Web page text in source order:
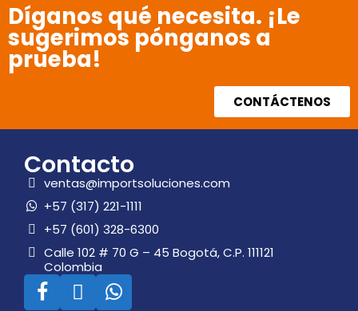
Díganos qué necesita. ¡Le
sugerimos pónganos a
prueba!
CONTÁCTENOS
Contacto
ventas@importsoluciones.com
+57 (317) 221-1111
+57 (601) 328-6300
Calle 102 # 70 G – 45 Bogotá, C.P. 111121
Colombia